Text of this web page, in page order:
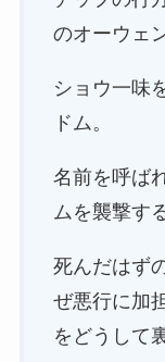
のオーウェ
ショウ一味
ドム。
名前を呼ば
ムを襲撃す
死んだはず
ぜ悪行に加
をどうして